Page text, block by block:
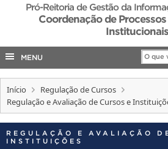
ACESSO À INFORMAÇÃO
AUDITORIA
COBALTO
EDITAIS
INTERNACIONAL
OUVIDORIA
Pró-Reitoria de Gestão da
Coordenação de
Institucionais
MENU
Início
Regulação de Cursos
Regulação e Avaliação de Cursos e
REGULAÇÃO E AVALIAÇÃO
INSTITUIÇÕES